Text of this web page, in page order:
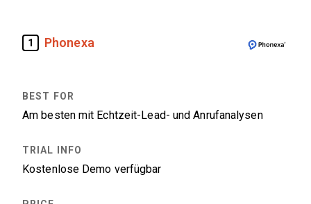
1 Phonexa
Am besten mit Echtzeit-Lead- und Anrufanalysen
Kostenlose Demo verfügbar